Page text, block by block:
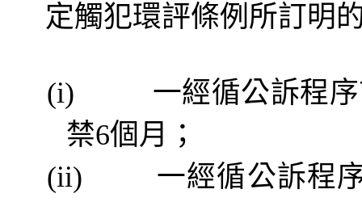
定觸犯環評條例所訂明
(i) 一經循公訴程
禁6個月；
(ii)
一經循公訴程